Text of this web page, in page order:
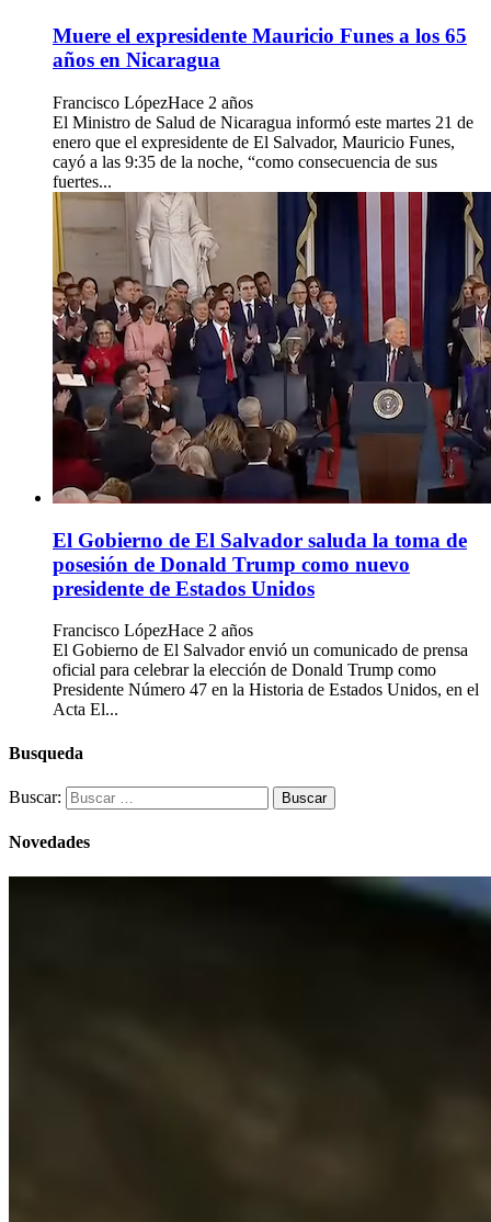
Muere el expresidente Mauricio Funes a los 65
años en Nicaragua
Francisco LópezHace 2 años
El Ministro de Salud de Nicaragua informó este martes 21 de
enero que el expresidente de El Salvador, Mauricio Funes,
cayó a las 9:35 de la noche, “como consecuencia de sus
fuertes...
El Gobierno de El Salvador saluda la toma de
posesión de Donald Trump como nuevo
presidente de Estados Unidos
Francisco LópezHace 2 años
El Gobierno de El Salvador envió un comunicado de prensa
oficial para celebrar la elección de Donald Trump como
Presidente Número 47 en la Historia de Estados Unidos, en el
Acta El...
Busqueda
Buscar:
Novedades